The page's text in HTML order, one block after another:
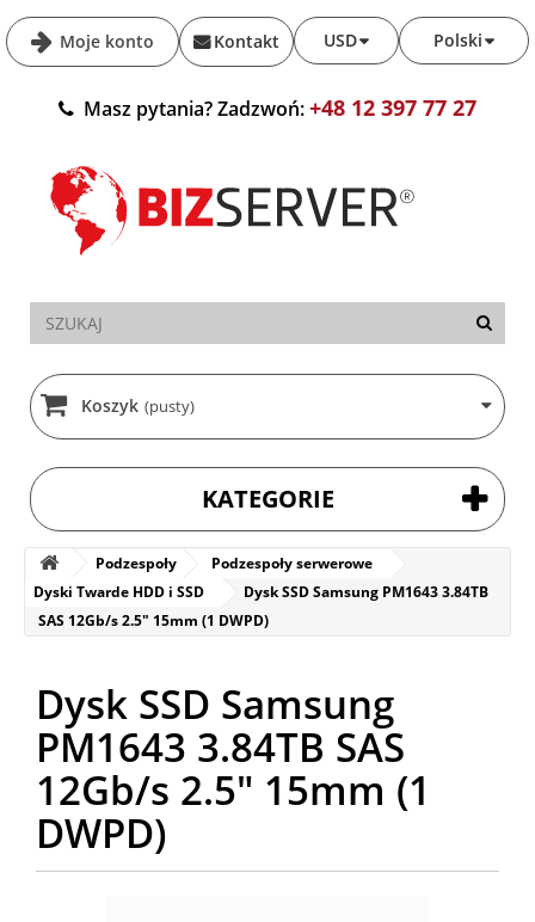
Moje konto Polski
USD
Kontakt
Masz pytania? Zadzwoń:+48 12 397 77 27
Koszyk (pusty)
KATEGORIE
Podzespoły
Podzespoły serwerowe
Dyski Twarde HDD i SSD
Dysk SSD Samsung PM1643 3.84TB
SAS 12Gb/s 2.5" 15mm (1 DWPD)
Dysk SSD Samsung
PM1643 3.84TB SAS
12Gb/s 2.5" 15mm (1
DWPD)